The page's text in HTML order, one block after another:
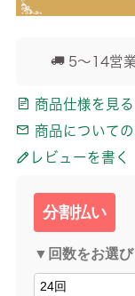
5～14営
商品仕様を見る
商品について
レビューを書く
分割払い
▼回数をお選